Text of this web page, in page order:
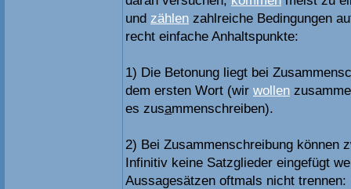
und zählen zahlreiche Bedingungen
recht einfache Anhaltspunkte:
1) Die Betonung liegt bei
dem ersten Wort (wir wollen
es zusammenschreiben).
2) Bei Zusammenschreibung können
Infinitiv keine Satzglieder eingefügt
Aussagesätzen oftmals nicht trennen: